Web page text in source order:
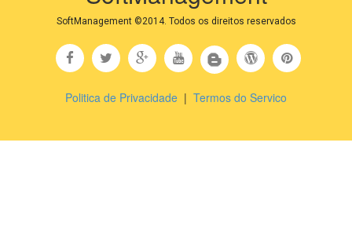
SoftManagement ©2014. Todos os direitos reservados
Politica de Privacidade | Termos do Servico